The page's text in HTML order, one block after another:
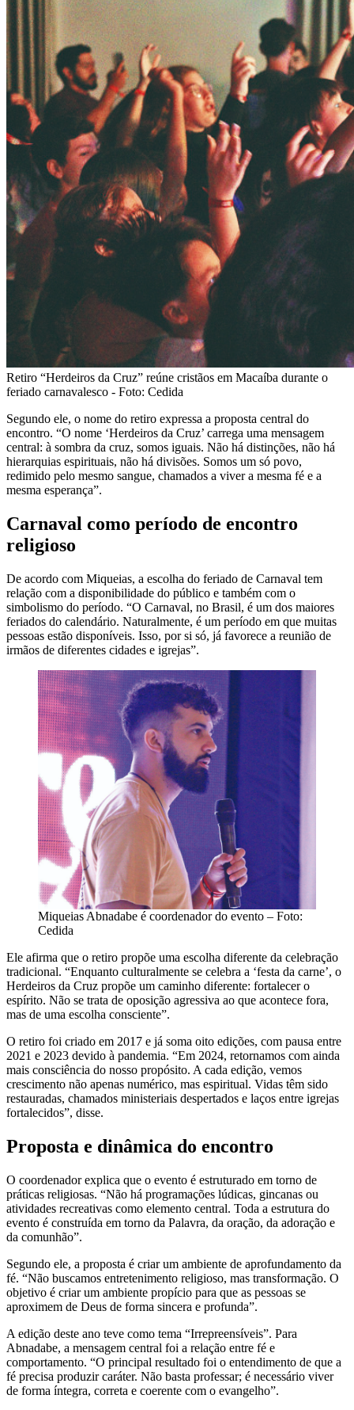
Retiro “Herdeiros da Cruz” reúne cristãos em Macaíba durante o
feriado carnavalesco - Foto: Cedida
Segundo ele, o nome do retiro expressa a proposta central do
encontro. “O nome ‘Herdeiros da Cruz’ carrega uma mensagem
central: à sombra da cruz, somos iguais. Não há distinções, não há
hierarquias espirituais, não há divisões. Somos um só povo,
redimido pelo mesmo sangue, chamados a viver a mesma fé e a
mesma esperança”.
Carnaval como período de encontro
religioso
De acordo com Miqueias, a escolha do feriado de Carnaval tem
relação com a disponibilidade do público e também com o
simbolismo do período. “O Carnaval, no Brasil, é um dos maiores
feriados do calendário. Naturalmente, é um período em que muitas
pessoas estão disponíveis. Isso, por si só, já favorece a reunião de
irmãos de diferentes cidades e igrejas”.
Miqueias Abnadabe é coordenador do evento – Foto:
Cedida
Ele afirma que o retiro propõe uma escolha diferente da celebração
tradicional. “Enquanto culturalmente se celebra a ‘festa da carne’, o
Herdeiros da Cruz propõe um caminho diferente: fortalecer o
espírito. Não se trata de oposição agressiva ao que acontece fora,
mas de uma escolha consciente”.
O retiro foi criado em 2017 e já soma oito edições, com pausa entre
2021 e 2023 devido à pandemia. “Em 2024, retornamos com ainda
mais consciência do nosso propósito. A cada edição, vemos
crescimento não apenas numérico, mas espiritual. Vidas têm sido
restauradas, chamados ministeriais despertados e laços entre igrejas
fortalecidos”, disse.
Proposta e dinâmica do encontro
O coordenador explica que o evento é estruturado em torno de
práticas religiosas. “Não há programações lúdicas, gincanas ou
atividades recreativas como elemento central. Toda a estrutura do
evento é construída em torno da Palavra, da oração, da adoração e
da comunhão”.
Segundo ele, a proposta é criar um ambiente de aprofundamento da
fé. “Não buscamos entretenimento religioso, mas transformação. O
objetivo é criar um ambiente propício para que as pessoas se
aproximem de Deus de forma sincera e profunda”.
A edição deste ano teve como tema “Irrepreensíveis”. Para
Abnadabe, a mensagem central foi a relação entre fé e
comportamento. “O principal resultado foi o entendimento de que a
fé precisa produzir caráter. Não basta professar; é necessário viver
de forma íntegra, correta e coerente com o evangelho”.